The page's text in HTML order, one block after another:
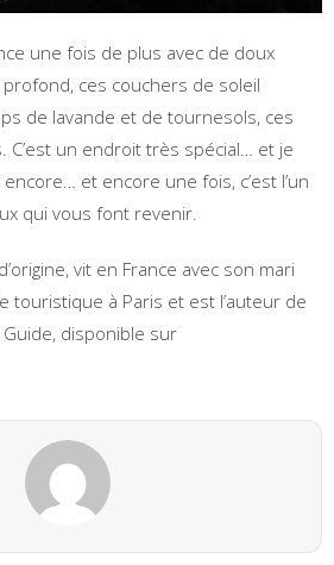
une fois de plus avec de doux
ces couchers de soleil
de lavande et de tournesols, ces
C’est un endroit très spécial… et je
et encore une fois, c’est l’un
qui vous font revenir.
vit en France avec son mari
touristique à Paris et est l’auteur de
disponible sur